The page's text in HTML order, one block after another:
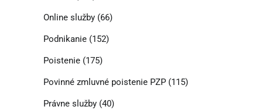
Online služby(66)
Podnikanie(152)
Poistenie(175)
Povinné zmluvné poistenie PZP(115)
Právne služby(40)